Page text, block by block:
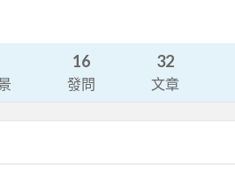
16
發問
32
文章